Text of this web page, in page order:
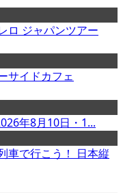
ロ ジャパンツアー
サイドカフェ
年8月10日・1...
車で行こう！ 日本縦